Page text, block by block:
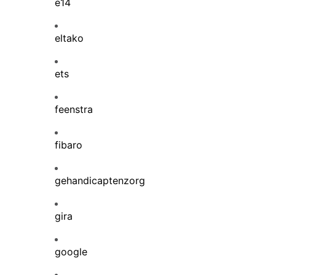
e14
eltako
ets
feenstra
fibaro
gehandicaptenzorg
gira
google